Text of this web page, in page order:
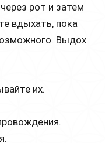
рот и затем
вдыхать, пока
Выдох
их.